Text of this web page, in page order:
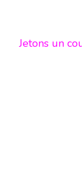
Jetons un